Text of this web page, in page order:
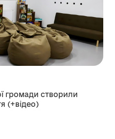
громади створили
(+відео)